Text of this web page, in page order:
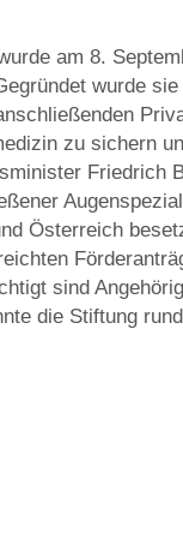
am 8.
wurde sie
zu sichern
Friedrich
Österreich
sind
die Stiftung